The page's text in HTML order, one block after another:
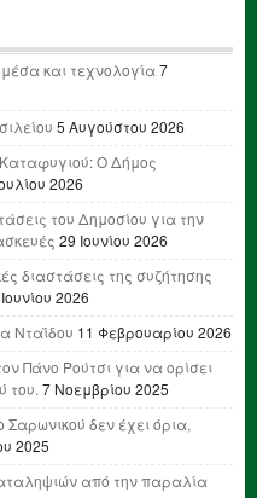
και τεχνολογία7
5 Αυγούστου 2026
Ο Δήμος
2026
του Δημοσίου για την
29 Ιουνίου 2026
διαστάσεις της συζήτησης
2026
Νταΐδου 11 Φεβρουαρίου 2026
Πάνο Ρούτσι για να ορίσει
του.7 Νοεμβρίου 2025
δεν έχει όρια,
2025
από την παραλία